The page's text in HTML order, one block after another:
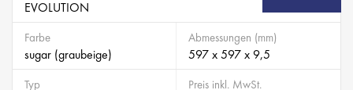
EVOLUTION
Farbe
sugar (graubeige)
Abmessungen (mm)
597 x 597 x 9,5
Typ Preis inkl. MwSt.